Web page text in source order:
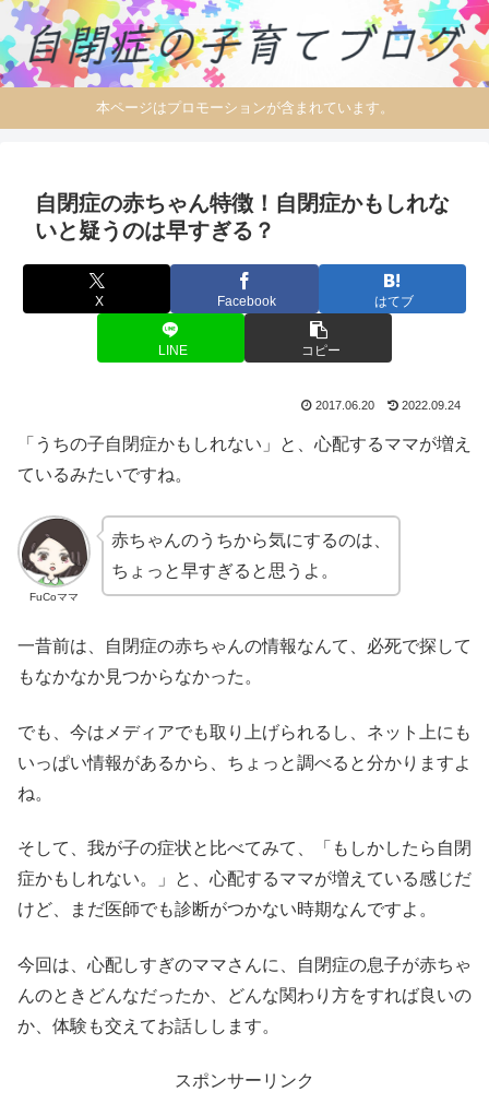
本ページはプロモーションが含まれています。
自閉症の赤ちゃん特徴！自閉症かもしれな
いと疑うのは早すぎる？
X Facebook はてブ
LINE コピー
2017.06.20 2022.09.24
「うちの子自閉症かもしれない」と、心配するママが増え
ているみたいですね。
FuCoママ
赤ちゃんのうちから気にするのは、
ちょっと早すぎると思うよ。
一昔前は、自閉症の赤ちゃんの情報なんて、必死で探して
もなかなか見つからなかった。
でも、今はメディアでも取り上げられるし、ネット上にも
いっぱい情報があるから、ちょっと調べると分かりますよ
ね。
そして、我が子の症状と比べてみて、「もしかしたら自閉
症かもしれない。」と、心配するママが増えている感じだ
けど、まだ医師でも診断がつかない時期なんですよ。
今回は、心配しすぎのママさんに、自閉症の息子が赤ちゃ
んのときどんなだったか、どんな関わり方をすれば良いの
か、体験も交えてお話しします。
スポンサーリンク